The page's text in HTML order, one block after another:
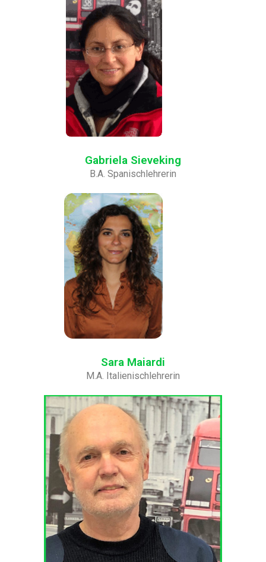
Gabriela Sieveking
B.A. Spanischlehrerin
Sara Maiardi
M.A. Italienischlehrerin